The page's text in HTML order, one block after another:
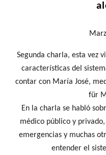
Segunda charla, esta vez
características del
contar con María José,
für
En la charla se habló
médico público y
emergencias y muchas
entender el